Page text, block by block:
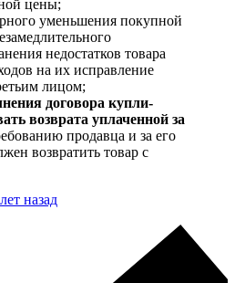
цены;
уменьшения покупной
недостатков товара
на их исправление
лицом;
договора купли-
возврата уплаченной за
продавца и за его
возвратить товар с
назад